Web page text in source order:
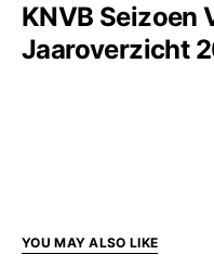
KNVB Seizoen
Jaaroverzicht
YOU MAY ALSO LIKE